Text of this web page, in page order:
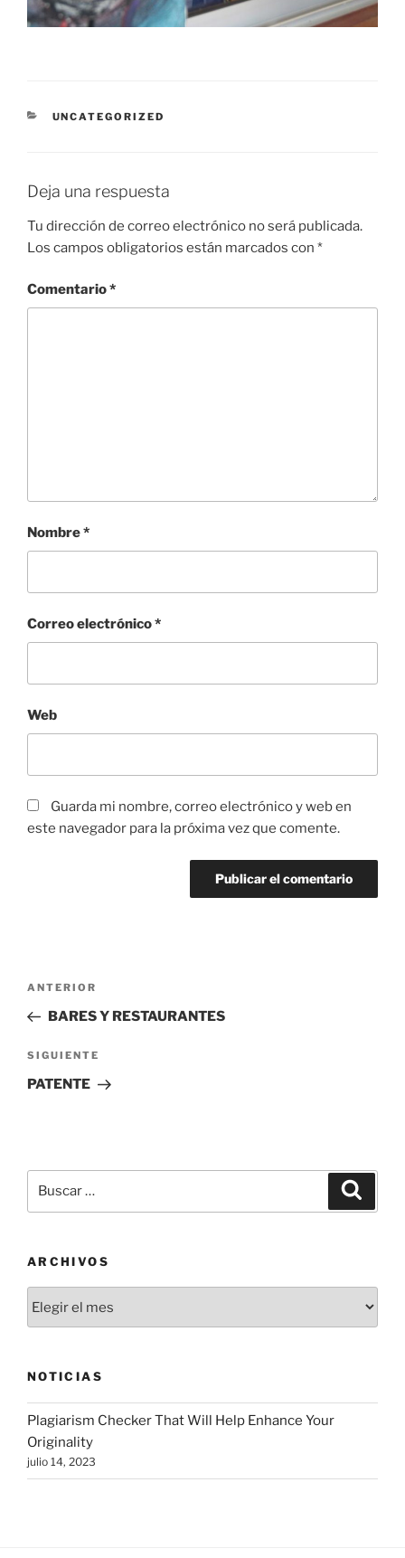
CATEGORÍAS
UNCATEGORIZED
Deja una respuesta
Tu dirección de correo electrónico no será publicada.
Los campos obligatorios están marcados con *
Comentario*
Nombre*
Correo electrónico*
Web
Guarda mi nombre, correo electrónico y web en
este navegador para la próxima vez que comente.
Navegación
entradas
Entrada
anterior:
ANTERIOR
BARES Y RESTAURANTES
Siguiente
entrada
SIGUIENTE
PATENTE
por:
ARCHIVOS
NOTICIAS
Plagiarism Checker That Will Help Enhance Your
Originality
julio 14, 2023